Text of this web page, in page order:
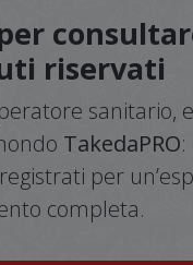
riservati
sanitario,
TakedaPRO
registrati per
completa.